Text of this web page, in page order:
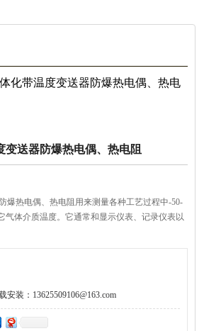
化带温度变送器防爆热电偶、热电
送器防爆热电偶、热电阻
爆热电偶、热电阻用来测量各种工艺过程中-50-
体介质温度。它通常和显示仪表、记录仪表以
装：13625509106@163.com